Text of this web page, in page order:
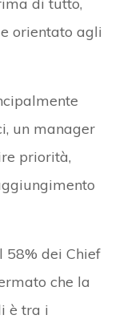
orientato agli
un manager
priorità,
58% dei Chief
che la
è tra i